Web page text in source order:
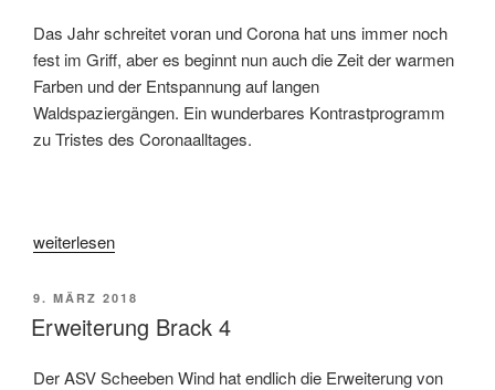
Das Jahr schreitet voran und Corona hat uns immer noch
fest im Griff, aber es beginnt nun auch die Zeit der warmen
Farben und der Entspannung auf langen
Waldspaziergängen. Ein wunderbares Kontrastprogramm
zu Tristes des Coronaalltages.
„Herbst
Buxtehude“
weiterlesen
VERÖFFENTLICHT
AM
9. MÄRZ 2018
Erweiterung Brack 4
Der ASV Scheeben Wind hat endlich die Erweiterung von